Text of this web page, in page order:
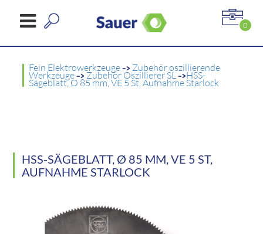
0
Fein Elektrowerkzeuge-> Zubehör oszillierende
Werkzeuge-> Zubehör Oszillierer SL->HSS-
Sägeblatt, Ø 85 mm, VE 5 St, Aufnahme Starlock
HSS-SÄGEBLATT, Ø 85 MM, VE 5 ST,
AUFNAHME STARLOCK